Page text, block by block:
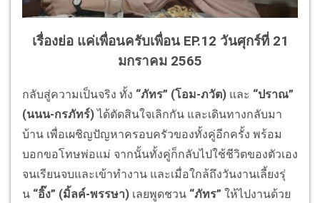
เรื่องย่อ แค่เพื่อนครับเพื่อน EP.12 วันศุกร์ที่ 21
มกราคม 2565
กลับสู่ความเป็นจริง ทั้ง “ภัทร” (โอม-ภวัต) และ “ปราณ”
(นนน-กรภัทร์)ได้ตัดสินใจเลิกกัน และเดินทางกลับมา
บ้าน เพื่อเผชิญปัญหาครอบครัวของทั้งคู่อีกครั้ง พร้อม
บอกขอโทษพ่อแม่ จากนั้นทั้งคู่ก็กลับไปใช้ชีวิตของตัวเอง
จนเรียนจบและเข้าทำงาน และเมื่อใกล้ถึงวันงานเลี้ยงรุ่
น “อิ๊ง” (มิ้ลค์-พรรษา) เลยพูดชวน “ภัทร” ให้ไปงานด้วย